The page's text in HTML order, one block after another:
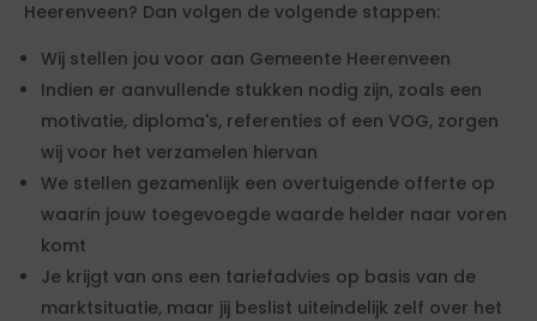
Heerenveen? Dan volgen de volgende stappen:
Wij stellen jou voor aan Gemeente Heerenveen
Indien er aanvullende stukken nodig zijn, zoals een
motivatie, diploma's, referenties of een VOG, zorgen
wij voor het verzamelen hiervan
We stellen gezamenlijk een overtuigende offerte op
waarin jouw toegevoegde waarde helder naar voren
komt
Je krijgt van ons een tariefadvies op basis van de
marktsituatie, maar jij beslist uiteindelijk zelf over het